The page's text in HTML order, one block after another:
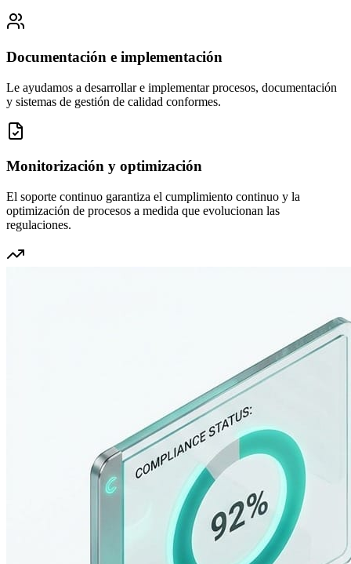
Documentación e implementación
Le ayudamos a desarrollar e implementar procesos, documentación
y sistemas de gestión de calidad conformes.
Monitorización y optimización
El soporte continuo garantiza el cumplimiento continuo y la
optimización de procesos a medida que evolucionan las
regulaciones.